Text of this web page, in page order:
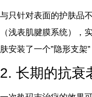
与只针对表面的护肤品
（浅表肌腱膜系统），
肤安装了一个”隐形支架
2. 长期的抗衰